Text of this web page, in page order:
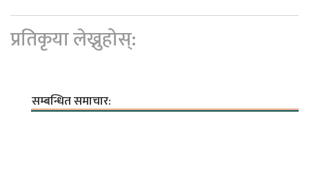
प्रतिकृया लेख्नुहोस्:
सम्बन्धित समाचार: